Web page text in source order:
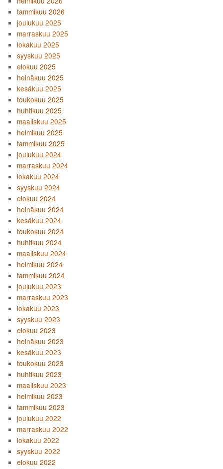
tammikuu 2026
joulukuu 2025
marraskuu 2025
lokakuu 2025
syyskuu 2025
elokuu 2025
heinäkuu 2025
kesäkuu 2025
toukokuu 2025
huhtikuu 2025
maaliskuu 2025
helmikuu 2025
tammikuu 2025
joulukuu 2024
marraskuu 2024
lokakuu 2024
syyskuu 2024
elokuu 2024
heinäkuu 2024
kesäkuu 2024
toukokuu 2024
huhtikuu 2024
maaliskuu 2024
helmikuu 2024
tammikuu 2024
joulukuu 2023
marraskuu 2023
lokakuu 2023
syyskuu 2023
elokuu 2023
heinäkuu 2023
kesäkuu 2023
toukokuu 2023
huhtikuu 2023
maaliskuu 2023
helmikuu 2023
tammikuu 2023
joulukuu 2022
marraskuu 2022
lokakuu 2022
syyskuu 2022
elokuu 2022